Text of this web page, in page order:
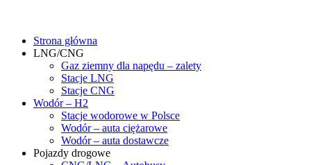
content
(wodór). Opisy pojazdów, tankowanie gazu ziemnego i wodoru,
rynek paliw gazowych, analizy.
Strona główna
LNG/CNG
Gaz ziemny dla napędu – zalety
Stacje LNG
Stacje CNG
Wodór – H2
Stacje wodorowe w Polsce
Wodór – auta ciężarowe
Wodór – auta dostawcze
Pojazdy drogowe